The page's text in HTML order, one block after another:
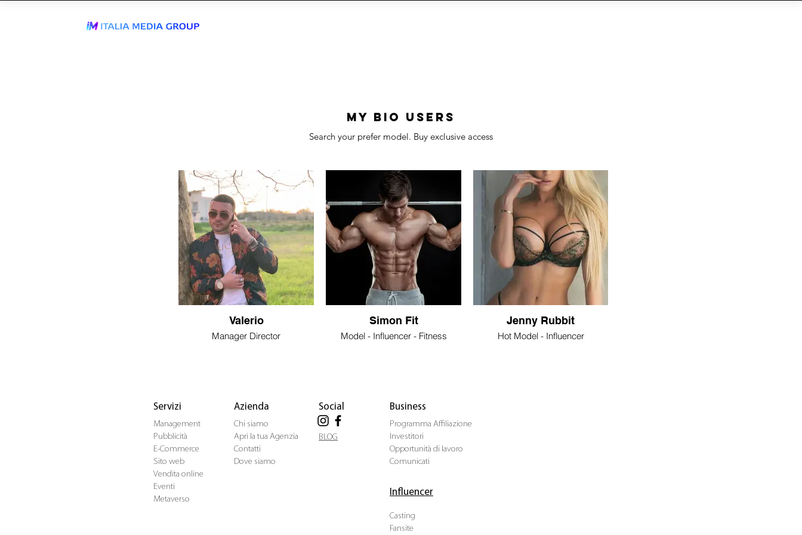
My bio users
Search your prefer model. Buy exclusive access
Valerio
Manager Director
Simon Fit
Model - Influencer - Fitness
Jenny Rubbit
Hot Model - Influencer
Servizi
Management
Pubblicità
E-Commerce
Sito web
Vendita online
Eventi
Metaverso
Azienda
Chi siamo
Apri la tua Agenzia
Contatti
Dove siamo
Social
BLOG
Business
Programma Affiliazione
Investitori
Opportunità di lavoro
Comunicati
Influencer
Casting
Fansite